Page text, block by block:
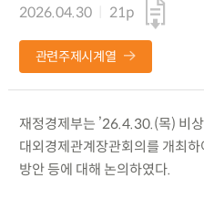
2026.04.30
21p
관련주제시계열
재정경제부는 ’26.4.30.(목) 비
대외경제관계장관회의를 개최
방안 등에 대해 논의하였다.